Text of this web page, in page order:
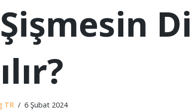
TR 6 Şubat 2024